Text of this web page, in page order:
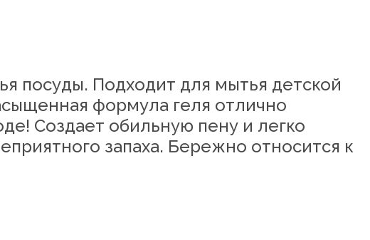
посуды. Подходит для мытья детской
формула геля отлично
Создает обильную пену и легко
запаха. Бережно относится к